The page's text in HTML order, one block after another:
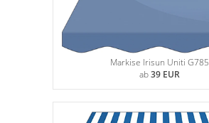
Faltstores in Standardgrößen
Wabenplissees
Verdunklungsplissees
Sonnenschutzplissees
Outdoor-Plissees
gemusterte Plissees
Rollos nach Maß
Rollos in Standardgrößen
Klemmrollo
Dachfenster Rollo
Raffrollo
Faltrollo / Raffgardinen
Flächenvorhang
Flächenvorhang nach Maß
Scheibengardinen
Markise Irisun Uniti G785
ab39 EUR